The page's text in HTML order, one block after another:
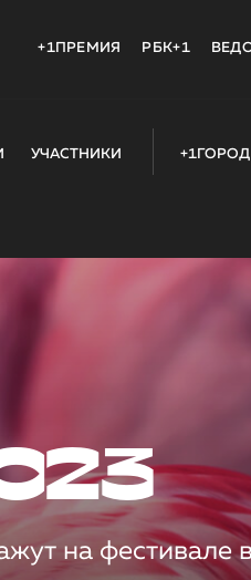
+1ПРЕМИЯ РБК+1
УЧАСТНИКИ +1ГОРОД
на фестивале